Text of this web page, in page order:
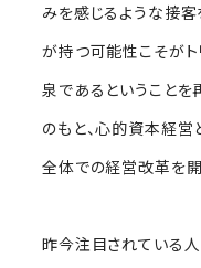
みを感じるような接客
が持つ可能性こそが
泉であるということを
のもと、心的資本経営
全体での経営改革を開
昨今注目されている